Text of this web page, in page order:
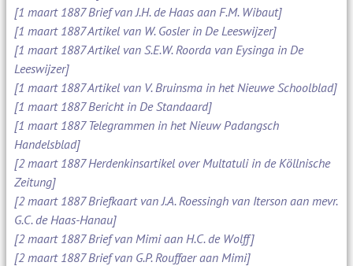
[1 maart 1887 Brief van J.H. de Haas aan F.M. Wibaut]
[1 maart 1887 Artikel van W. Gosler in De Leeswijzer]
[1 maart 1887 Artikel van S.E.W. Roorda van Eysinga in De
Leeswijzer]
[1 maart 1887 Artikel van V. Bruinsma in het Nieuwe Schoolblad]
[1 maart 1887 Bericht in De Standaard]
[1 maart 1887 Telegrammen in het Nieuw Padangsch
Handelsblad]
[2 maart 1887 Herdenkinsartikel over Multatuli in de Köllnische
Zeitung]
[2 maart 1887 Briefkaart van J.A. Roessingh van Iterson aan mevr.
G.C. de Haas-Hanau]
[2 maart 1887 Brief van Mimi aan H.C. de Wolff]
[2 maart 1887 Brief van G.P. Rouffaer aan Mimi]